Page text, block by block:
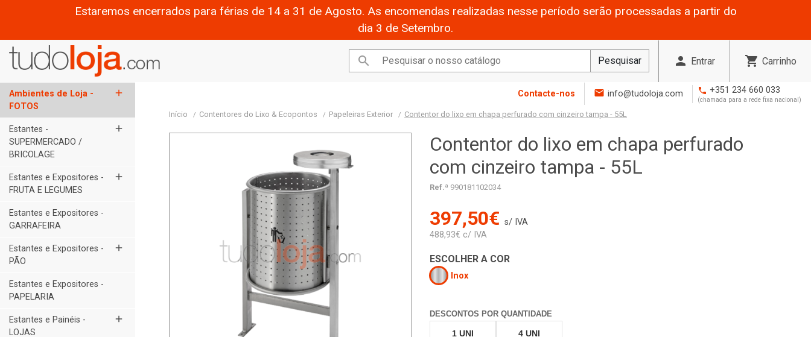
Estaremos encerrados para férias de 14 a 31 de Agosto. As encomendas realizadas nesse período serão processadas a partir do
dia 3 de Setembro.
 Pesquisar person Entrar shopping_cart Carrinho
Ambientes de Loja -
FOTOS
add
Estantes -
SUPERMERCADO /
BRICOLAGE
add
Estantes e Expositores -
FRUTA E LEGUMES
add
Estantes e Expositores -
GARRAFEIRA
Estantes e Expositores -
PÃO
add
Estantes e Expositores -
PAPELARIA
Estantes e Painéis -
LOJAS
add
Contacte-nos mail info@tudoloja.com phone +351 234 660 033
(chamada para a rede fixa nacional)
Início Contentores do Lixo & Ecopontos Papeleiras Exterior Contentor do lixo em chapa perfurado com cinzeiro tampa - 55L
Contentor do lixo em chapa perfurado
com cinzeiro tampa - 55L
Ref.ª 990181102034
397,50€ s/ IVA
488,93€ c/ IVA
ESCOLHER A COR
Inox
DESCONTOS POR QUANTIDADE
1 UNI 4 UNI